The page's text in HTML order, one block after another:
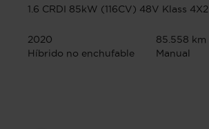
1.6 CRDI 85kW (116CV) 48V Klass 4X2
2020
85.558 km
Híbrido no enchufable
Manual